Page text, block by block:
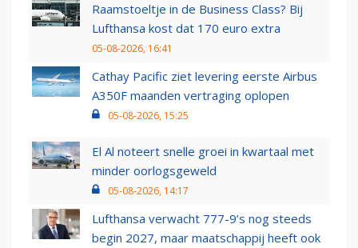
Raamstoeltje in de Business Class? Bij
Lufthansa kost dat 170 euro extra
05-08-2026, 16:41
Cathay Pacific ziet levering eerste Airbus
A350F maanden vertraging oplopen
05-08-2026, 15:25
El Al noteert snelle groei in kwartaal met
minder oorlogsgeweld
05-08-2026, 14:17
Lufthansa verwacht 777-9’s nog steeds
begin 2027, maar maatschappij heeft ook